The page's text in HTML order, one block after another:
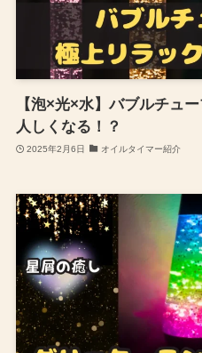
【泡×光×水】バブルチュ
人しくなる！？
2025年2月6日 オイルタイマー紹介